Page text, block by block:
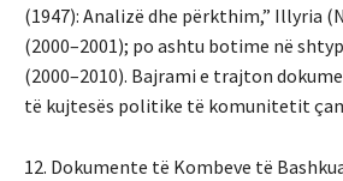
(1947): Analizë dhe përkthim,” Illyria
(2000–2001); po ashtu botime në
(2000–2010). Bajrami e trajton
të kujtesës politike të komunitetit
12. Dokumente të Kombeve të